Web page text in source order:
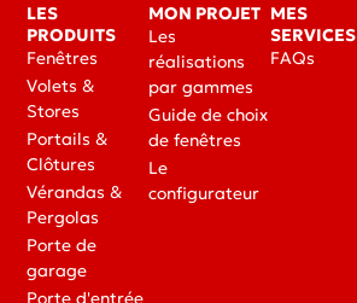
LES
PRODUITS
Fenêtres
Volets &
Stores
Portails &
Clôtures
Vérandas &
Pergolas
Porte de
garage
Porte d'entrée
MON PROJET
Les
réalisations
par gammes
Guide de choix
de fenêtres
Le
configurateur
MES
SERVICES
FAQs